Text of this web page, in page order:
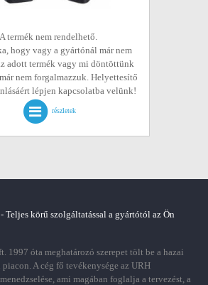
A termék nem rendelhető.
hogy vagy a gyártónál már nem
adott termék vagy mi döntöttünk
nem forgalmazzuk. Helyettesítő
lépjen kapcsolatba velünk!
részletek
Teljes körű szolgáltatással a gyártótól az Ön
1997 óta meghatározó szerepet tölt be a hazai
A cég fő tevékenysége az URH
ami magában foglalja a tervezést, a